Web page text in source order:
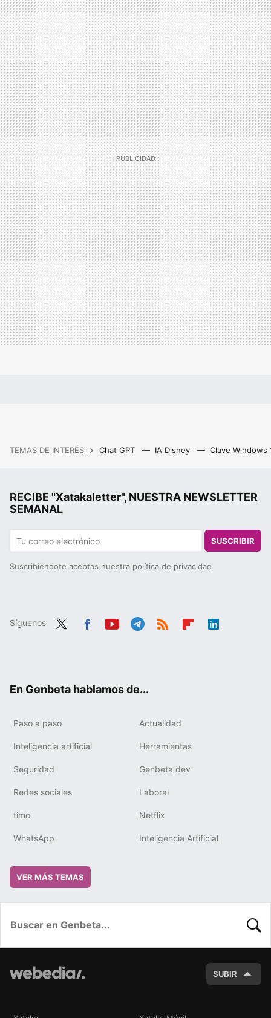
TEMAS DE INTERÉS Chat GPT IA Disney Clave Windows
RECIBE "Xatakaletter", NUESTRA NEWSLETTER
SEMANAL
SUSCRIBIR
Suscribiéndote aceptas nuestra política de privacidad
Síguenos
En Genbeta hablamos de...
Paso a paso Actualidad
Inteligencia artificial Herramientas
Seguridad Genbeta dev
Redes sociales Laboral
timo Netflix
WhatsApp Inteligencia Artificial
VER MÁS TEMAS
SUBIR